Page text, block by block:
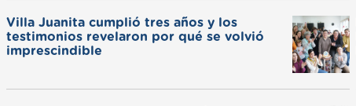
Villa Juanita cumplió tres años y los
testimonios revelaron por qué se volvió
imprescindible